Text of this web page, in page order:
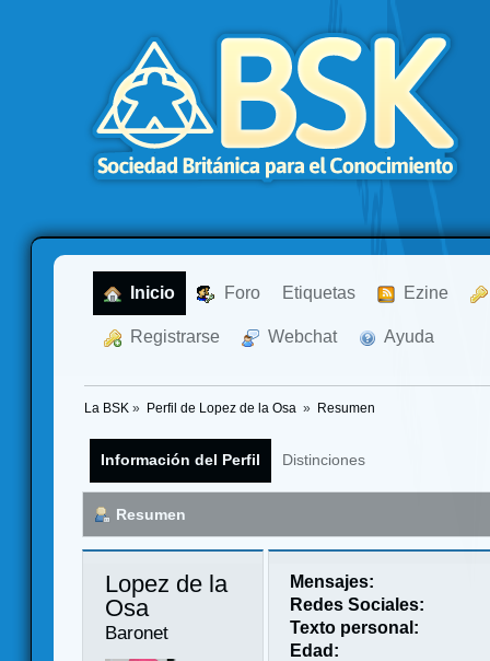
Inicio Foro Etiquetas Ezine
Registrarse Webchat Ayuda
La BSK » Perfil de Lopez de la Osa » Resumen
Información del Perfil Distinciones
Resumen
Lopez de la
Osa
Baronet
Mensajes:
Redes Sociales:
Texto personal:
Edad: